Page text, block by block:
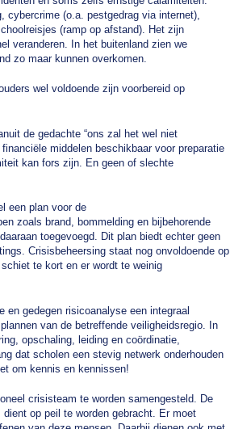
cybercrime (o.a. pestgedrag via internet),
(ramp op afstand). Het zijn
veranderen. In het buitenland zien we
zo maar kunnen overkomen.
wel voldoende zijn voorbereid op
de gedachte “ons zal het wel niet
middelen beschikbaar voor preparatie
kan fors zijn. En geen of slechte
een plan voor de
zoals brand, bommelding en bijbehorende
toegevoegd. Dit plan biedt echter geen
Crisisbeheersing staat nog onvoldoende op
te kort en er wordt te weinig
gedegen risicoanalyse een integraal
van de betreffende veiligheidsregio. In
opschaling, leiding en coördinatie,
dat scholen een stevig netwerk onderhouden
om kennis en kennissen!
crisisteam te worden samengesteld. De
op peil te worden gebracht. Er moet